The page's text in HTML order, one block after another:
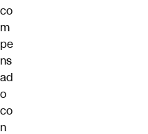
co
m
pe
ns
ad
o
co
n